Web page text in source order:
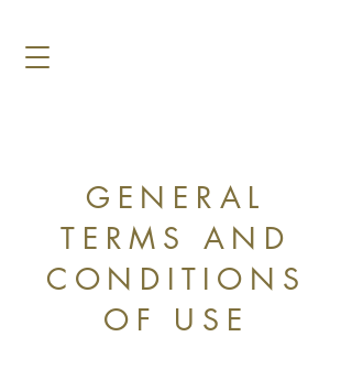
GENERAL
TERMS AND
CONDITIONS
OF USE